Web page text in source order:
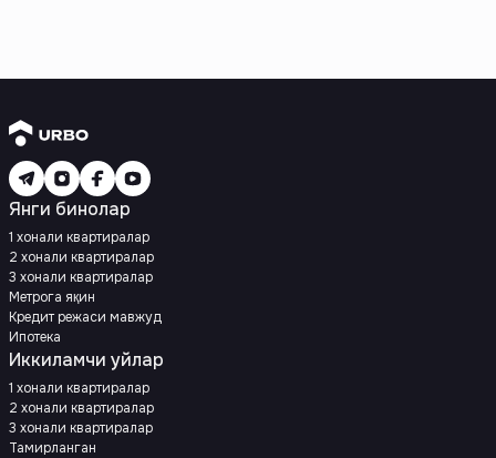
Янги бинолар
1 хонали квартиралар
2 хонали квартиралар
3 хонали квартиралар
Метрога яқин
Кредит режаси мавжуд
Ипотека
Иккиламчи уйлар
1 хонали квартиралар
2 хонали квартиралар
3 хонали квартиралар
Тамирланган